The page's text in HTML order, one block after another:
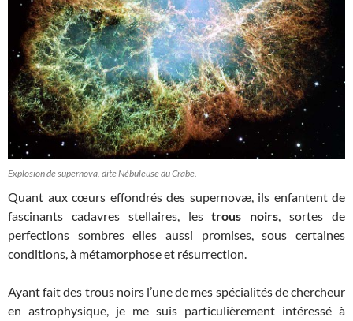
Explosion de supernova, dite Nébuleuse du Crabe.
Quant aux cœurs effondrés des supernovæ, ils enfantent de
fascinants cadavres stellaires, lestrous noirs, sortes de
perfections sombres elles aussi promises, sous certaines
conditions, à métamorphose et résurrection.
Ayant fait des trous noirs l’une de mes spécialités de chercheur
en astrophysique, je me suis particulièrement intéressé à